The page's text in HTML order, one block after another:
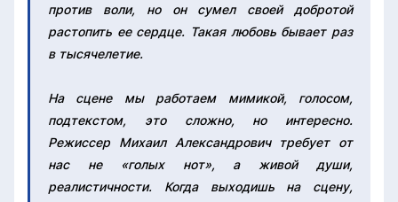
против воли, но он сумел своей добротой
растопить ее сердце. Такая любовь бывает раз
в тысячелетие.
На сцене мы работаем мимикой, голосом,
подтекстом, это сложно, но интересно.
Режиссер Михаил Александрович требует от
нас не «голых нот», а живой души,
реалистичности. Когда выходишь на сцену,